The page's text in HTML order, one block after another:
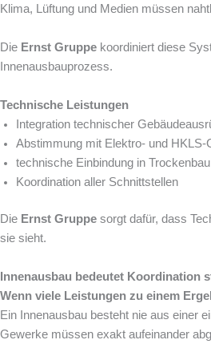
Klima, Lüftung und Medien müssen
Die Ernst Gruppe koordiniert diese
Innenausbauprozess.
Technische Leistungen
Integration technischer
Abstimmung mit Elektro- und HKLS-
technische Einbindung in
Koordination aller Schnittstellen
Die Ernst Gruppe sorgt dafür, dass
sie sieht.
Innenausbau bedeutet Koordination
Wenn viele Leistungen zu einem
Ein Innenausbau besteht nie aus einer
Gewerke müssen exakt aufeinander